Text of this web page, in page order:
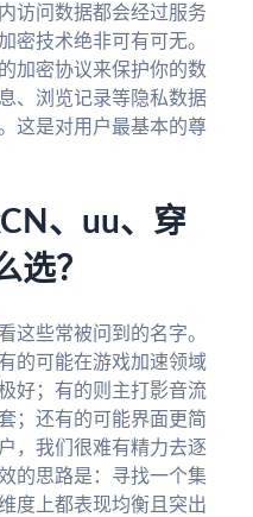
访问数据都会经过服务
密技术绝非可有可无。
加密协议来保护你的数
、浏览记录等隐私数据
这是对用户最基本的尊
、uu、穿
选？
这些常被问到的名字。
的可能在游戏加速领域
好；有的则主打影音流
；还有的可能界面更简
，我们很难有精力去逐
的思路是：寻找一个集
度上都表现均衡且突出